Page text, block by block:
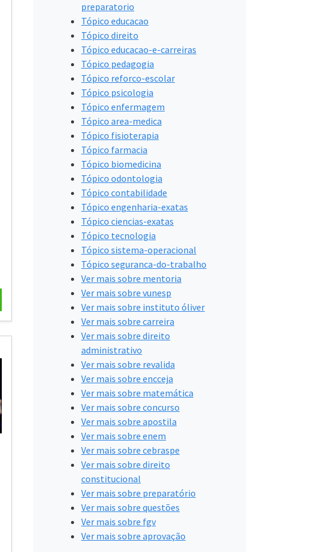
preparatorio
Tópico educacao
Tópico direito
Tópico educacao-e-carreiras
Tópico pedagogia
Tópico reforco-escolar
Tópico psicologia
Tópico enfermagem
Tópico area-medica
Tópico fisioterapia
Tópico farmacia
Tópico biomedicina
Tópico odontologia
Tópico contabilidade
Tópico engenharia-exatas
Tópico ciencias-exatas
Tópico tecnologia
Tópico sistema-operacional
Tópico seguranca-do-trabalho
Ver mais sobre mentoria
Ver mais sobre vunesp
Ver mais sobre instituto óliver
Ver mais sobre carreira
Ver mais sobre direito
administrativo
Ver mais sobre revalida
Ver mais sobre encceja
Ver mais sobre matemática
Ver mais sobre concurso
Ver mais sobre apostila
Ver mais sobre enem
Ver mais sobre cebraspe
Ver mais sobre direito
constitucional
Ver mais sobre preparatório
Ver mais sobre questões
Ver mais sobre fgv
Ver mais sobre aprovação